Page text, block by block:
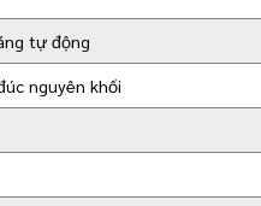
tự động
nguyên khối